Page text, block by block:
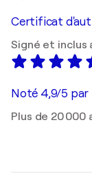
Certificat
Signé et inclus
Noté 4,9/5 par
Plus de 20 000